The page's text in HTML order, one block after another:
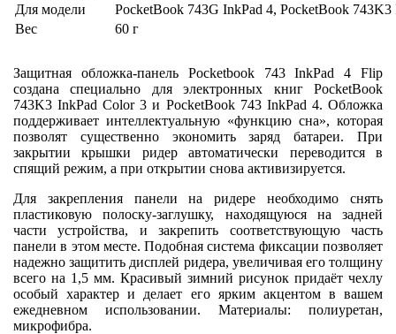
Для модели
PocketBook 743G InkPad 4, PocketBook
Вес
60 г
Защитная обложка-панель Pocketbook 743 InkPad 4 Flip
создана специально для электронных книг PocketBook
743K3 InkPad Color 3 и PocketBook 743 InkPad 4. Обложка
поддерживает интеллектуальную «функцию сна», которая
позволят существенно экономить заряд батареи. При
закрытии крышки ридер автоматически переводится в
спящий режим, а при открытии снова активизируется.
Для закрепления панели на ридере необходимо снять
пластиковую полоску-заглушку, находящуюся на задней
части устройства, и закрепить соответствующую часть
панели в этом месте. Подобная система фиксации позволяет
надежно защитить дисплей ридера, увеличивая его толщину
всего на 1,5 мм. Красивый зимний рисунок придаёт чехлу
особый характер и делает его ярким акцентом в вашем
ежедневном использовании. Материалы: полиуретан,
микрофибра.